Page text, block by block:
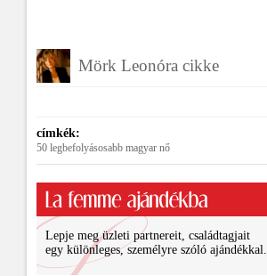
Mörk Leonóra cikke
címkék:
50 legbefolyásosabb magyar nő
Lepje meg üzleti partnereit, családtagjait
egy különleges, személyre szóló ajándékkal.